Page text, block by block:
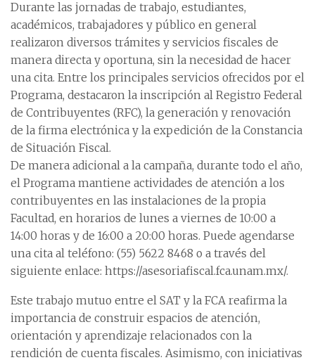
Durante las jornadas de trabajo, estudiantes,
académicos, trabajadores y público en general
realizaron diversos trámites y servicios fiscales de
manera directa y oportuna, sin la necesidad de hacer
una cita. Entre los principales servicios ofrecidos por el
Programa, destacaron la inscripción al Registro Federal
de Contribuyentes (RFC), la generación y renovación
de la firma electrónica y la expedición de la Constancia
de Situación Fiscal.
De manera adicional a la campaña, durante todo el año,
el Programa mantiene actividades de atención a los
contribuyentes en las instalaciones de la propia
Facultad, en horarios de lunes a viernes de 10:00 a
14:00 horas y de 16:00 a 20:00 horas. Puede agendarse
una cita al teléfono: (55) 5622 8468 o a través del
siguiente enlace: https://asesoriafiscal.fca.unam.mx/.
Este trabajo mutuo entre el SAT y la FCA reafirma la
importancia de construir espacios de atención,
orientación y aprendizaje relacionados con la
rendición de cuenta fiscales. Asimismo, con iniciativas